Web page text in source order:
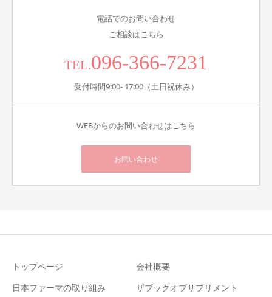
電話でのお問い合わせ
ご相談はこちら
TEL.096-366-7231
受付時間9:00- 17:00（土日祝休み）
WEBからのお問い合わせはこちら
お問い合わせ
トップページ
会社概要
日本ファーマの取り組み
ザブックオブサプリメント